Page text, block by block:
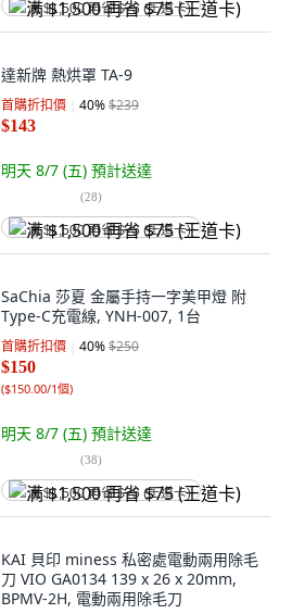
满 $1,500 再省 $75 (王道卡)
達新牌 熱烘罩 TA-9
首購折扣價 40%$239
$143
明天 8/7 (五) 預計送達
(28)
满 $1,500 再省 $75 (王道卡)
SaChia 莎夏 金屬手持一字美甲燈 附
Type-C充電線, YNH-007, 1台
首購折扣價 40%$250
$150
($150.00/1個)
明天 8/7 (五) 預計送達
(38)
满 $1,500 再省 $75 (王道卡)
KAI 貝印 miness 私密處電動兩用除毛
刀 VIO GA0134 139 x 26 x 20mm,
BPMV-2H, 電動兩用除毛刀